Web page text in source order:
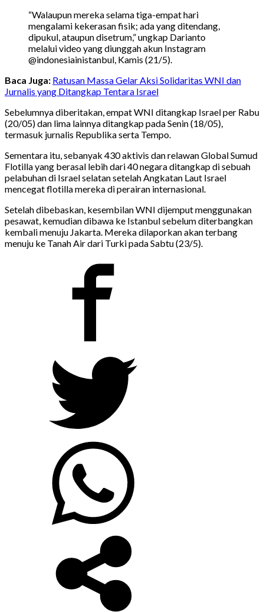
“Walaupun mereka selama tiga-empat hari
mengalami kekerasan fisik; ada yang ditendang,
dipukul, ataupun disetrum,” ungkap Darianto
melalui video yang diunggah akun Instagram
@indonesiainistanbul, Kamis (21/5).
Baca Juga: Ratusan Massa Gelar Aksi Solidaritas WNI dan
Jurnalis yang Ditangkap Tentara Israel
Sebelumnya diberitakan, empat WNI ditangkap Israel per Rabu
(20/05) dan lima lainnya ditangkap pada Senin (18/05),
termasuk jurnalis Republika serta Tempo.
Sementara itu, sebanyak 430 aktivis dan relawan Global Sumud
Flotilla yang berasal lebih dari 40 negara ditangkap di sebuah
pelabuhan di Israel selatan setelah Angkatan Laut Israel
mencegat flotilla mereka di perairan internasional.
Setelah dibebaskan, kesembilan WNI dijemput menggunakan
pesawat, kemudian dibawa ke Istanbul sebelum diterbangkan
kembali menuju Jakarta. Mereka dilaporkan akan terbang
menuju ke Tanah Air dari Turki pada Sabtu (23/5).